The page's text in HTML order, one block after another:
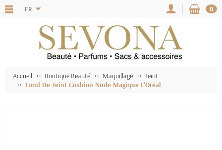
FR 0
Accueil Boutique Beauté Maquillage
Teint
Fond De Teint Cushion Nude Magique L'Oréal